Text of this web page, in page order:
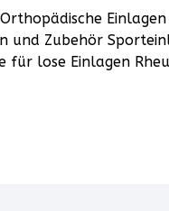
und Zubehör
lose Einlagen